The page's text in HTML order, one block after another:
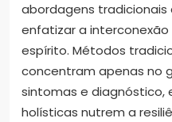
abordagens
enfatizar a
espírito. Métodos
concentram apenas no
sintomas e diagnóstico,
holísticas nutrem a